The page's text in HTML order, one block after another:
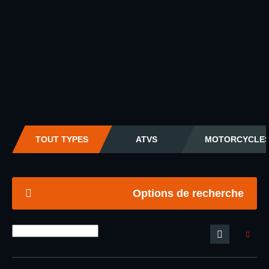
TOUT TYPES ATVS
Options de recherche